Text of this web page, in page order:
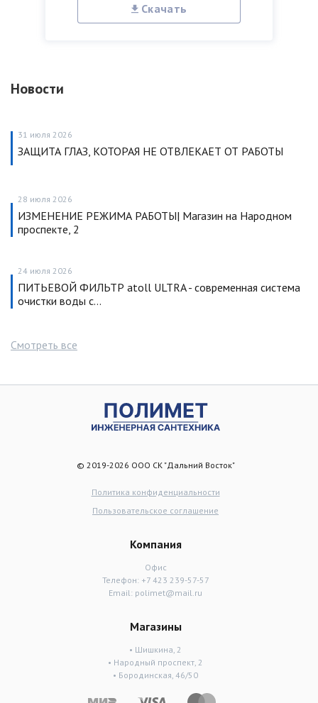
Скачать
Новости
31 июля 2026
ЗАЩИТА ГЛАЗ, КОТОРАЯ НЕ ОТВЛЕКАЕТ ОТ РАБОТЫ
28 июля 2026
ИЗМЕНЕНИЕ РЕЖИМА РАБОТЫ| Магазин на Народном
проспекте, 2
24 июля 2026
ПИТЬЕВОЙ ФИЛЬТР atoll ULTRA - современная система
очистки воды с…
Смотреть все
© 2019-2026 ООО СК "Дальний Восток"
Политика конфиденциальности
Пользовательское соглашение
Компания
Офис
Телефон: +7 423 239-57-57
Email: polimet@mail.ru
Магазины
• Шишкина, 2
• Народный проспект, 2
• Бородинская, 46/50